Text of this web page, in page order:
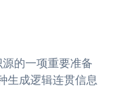
的一项重要准备
生成逻辑连贯信息